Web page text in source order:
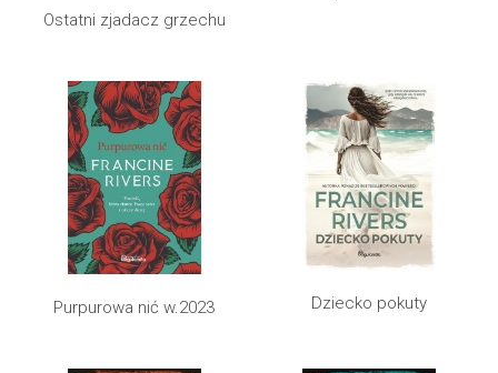
Ostatni zjadacz grzechu
Purpurowa nić w.2023 Dziecko pokuty